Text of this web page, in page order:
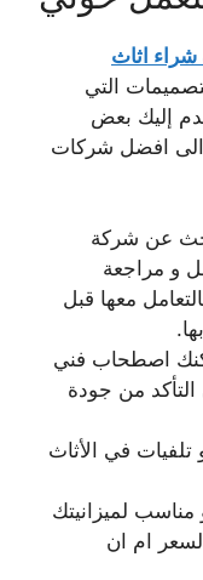
اثاث
التي
إليك بعض
افضل شركات
عن شركة
و مراجعة
معها قبل
اصطحاب فني
من جودة
في الأثاث
لميزانيتك
ام ان